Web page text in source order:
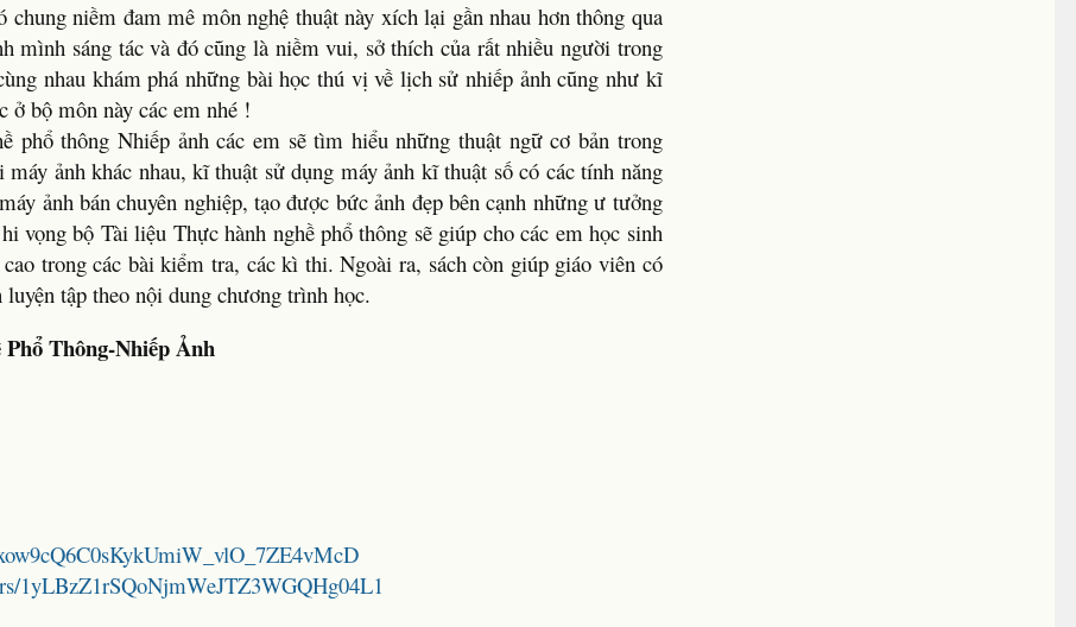
niềm đam mê môn nghệ thuật này xích lại gần nhau hơn thông qua
mình sáng tác và đó cũng là niềm vui, sở thích của rất nhiều người trong
nhau khám phá những bài học thú vị về lịch sử nhiếp ảnh cũng như kĩ
ở bộ môn này các em nhé !
phổ thông Nhiếp ảnh các em sẽ tìm hiểu những thuật ngữ cơ bản trong
ảnh khác nhau, kĩ thuật sử dụng máy ảnh kĩ thuật số có các tính năng
ảnh bán chuyên nghiệp, tạo được bức ảnh đẹp bên cạnh những ư tưởng
vọng bộ Tài liệu Thực hành nghề phổ thông sẽ giúp cho các em học sinh
trong các bài kiểm tra, các kì thi. Ngoài ra, sách còn giúp giáo viên có
tập theo nội dung chương trình học.
Thông-Nhiếp Ảnh
1yLBzZ1rSQoNjmWeJTZ3WGQHg04L1